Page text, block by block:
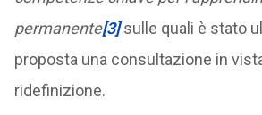
permanente[3] sulle quali è stato
proposta una consultazione in
ridefinizione.